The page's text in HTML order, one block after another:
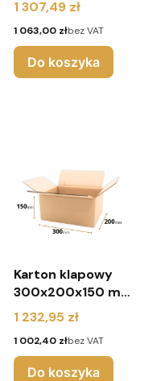
sztuk)
Cena
1 307,49 zł
Cena
1 063,00 złbez VAT
Do koszyka
Karton klapowy
300x200x150 mm
(paleta 1320
sztuk)
Cena
1 232,95 zł
Cena
1 002,40 złbez VAT
Do koszyka